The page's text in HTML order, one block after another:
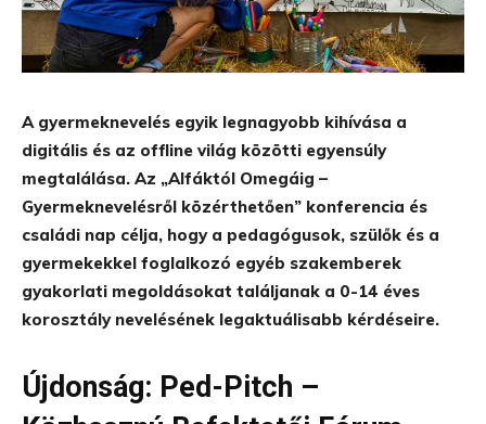
A gyermeknevelés egyik legnagyobb kihívása a
digitális és az offline világ közötti egyensúly
megtalálása. Az „Alfáktól Omegáig –
Gyermeknevelésről közérthetően” konferencia és
családi nap célja, hogy a pedagógusok, szülők és a
gyermekekkel foglalkozó egyéb szakemberek
gyakorlati megoldásokat találjanak a 0-14 éves
korosztály nevelésének legaktuálisabb kérdéseire.
Újdonság: Ped-Pitch –